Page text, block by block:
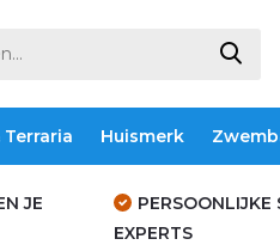
Terraria Huismerk
JE
PERSOONLIJKE
EXPERTS